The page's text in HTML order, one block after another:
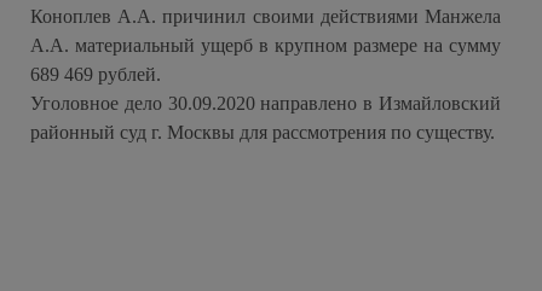
Коноплев А.А. причинил своими действиями Манжела
А.А. материальный ущерб в крупном размере на сумму
689 469 рублей.
Уголовное дело 30.09.2020 направлено в Измайловский
районный суд г. Москвы для рассмотрения по существу.